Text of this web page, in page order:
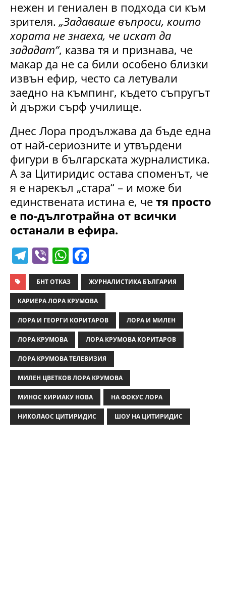
нежен и гениален в подхода си към
зрителя. „Задаваше въпроси, които
хората не знаеха, че искат да
зададат“, казва тя и признава, че
макар да не са били особено близки
извън ефир, често са летували
заедно на къмпинг, където съпругът
ѝ държи сърф училище.
Днес Лора продължава да бъде една
от най-сериозните и утвърдени
фигури в българската журналистика.
А за Цитиридис остава споменът, че
я е нарекъл „стара“ – и може би
единствената истина е, че тя просто
е по-дълготрайна от всички
останали в ефира.
T
el
e
gr
a
m
Vi
b
er
W
h
at
s
A
p
p
a
c
e
b
o
o
k
БНТ ОТКАЗ ЖУРНАЛИСТИКА БЪЛГАРИЯ
КАРИЕРА ЛОРА КРУМОВА
ЛОРА И ГЕОРГИ КОРИТАРОВ ЛОРА И МИЛЕН
ЛОРА КРУМОВА ЛОРА КРУМОВА КОРИТАРОВ
ЛОРА КРУМОВА ТЕЛЕВИЗИЯ
МИЛЕН ЦВЕТКОВ ЛОРА КРУМОВА
МИНОС КИРИАКУ НОВА НА ФОКУС ЛОРА
НИКОЛАОС ЦИТИРИДИС ШОУ НА ЦИТИРИДИС